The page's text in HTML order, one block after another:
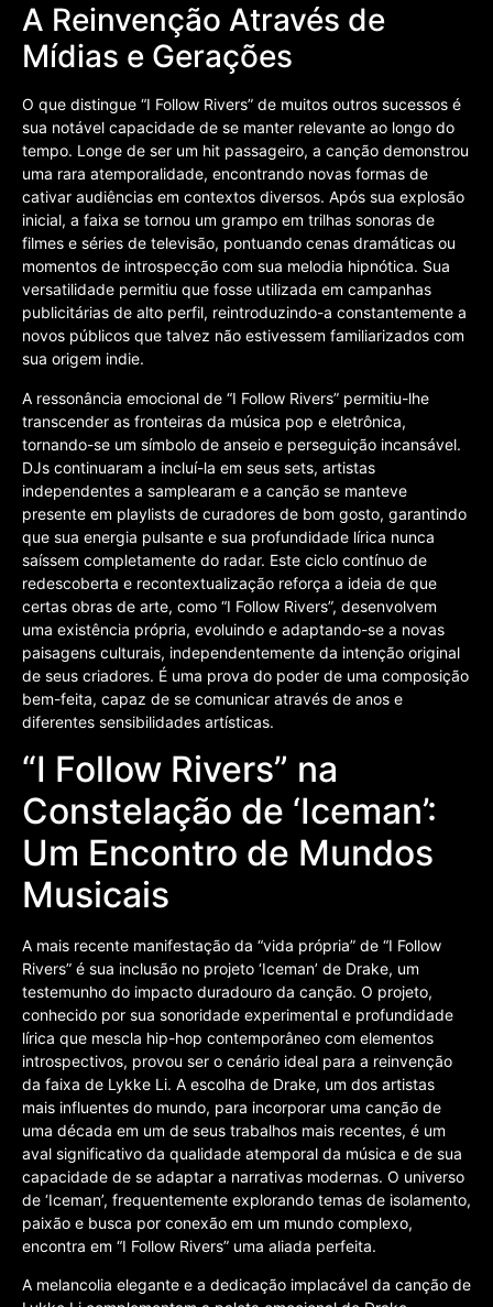
A Reinvenção Através de
Mídias e Gerações
O que distingue “I Follow Rivers” de muitos outros sucessos é
sua notável capacidade de se manter relevante ao longo do
tempo. Longe de ser um hit passageiro, a canção demonstrou
uma rara atemporalidade, encontrando novas formas de
cativar audiências em contextos diversos. Após sua explosão
inicial, a faixa se tornou um grampo em trilhas sonoras de
filmes e séries de televisão, pontuando cenas dramáticas ou
momentos de introspecção com sua melodia hipnótica. Sua
versatilidade permitiu que fosse utilizada em campanhas
publicitárias de alto perfil, reintroduzindo-a constantemente a
novos públicos que talvez não estivessem familiarizados com
sua origem indie.
A ressonância emocional de “I Follow Rivers” permitiu-lhe
transcender as fronteiras da música pop e eletrônica,
tornando-se um símbolo de anseio e perseguição incansável.
DJs continuaram a incluí-la em seus sets, artistas
independentes a samplearam e a canção se manteve
presente em playlists de curadores de bom gosto, garantindo
que sua energia pulsante e sua profundidade lírica nunca
saíssem completamente do radar. Este ciclo contínuo de
redescoberta e recontextualização reforça a ideia de que
certas obras de arte, como “I Follow Rivers”, desenvolvem
uma existência própria, evoluindo e adaptando-se a novas
paisagens culturais, independentemente da intenção original
de seus criadores. É uma prova do poder de uma composição
bem-feita, capaz de se comunicar através de anos e
diferentes sensibilidades artísticas.
“I Follow Rivers” na
Constelação de ‘Iceman’:
Um Encontro de Mundos
Musicais
A mais recente manifestação da “vida própria” de “I Follow
Rivers” é sua inclusão no projeto ‘Iceman’ de Drake, um
testemunho do impacto duradouro da canção. O projeto,
conhecido por sua sonoridade experimental e profundidade
lírica que mescla hip-hop contemporâneo com elementos
introspectivos, provou ser o cenário ideal para a reinvenção
da faixa de Lykke Li. A escolha de Drake, um dos artistas
mais influentes do mundo, para incorporar uma canção de
uma década em um de seus trabalhos mais recentes, é um
aval significativo da qualidade atemporal da música e de sua
capacidade de se adaptar a narrativas modernas. O universo
de ‘Iceman’, frequentemente explorando temas de isolamento,
paixão e busca por conexão em um mundo complexo,
encontra em “I Follow Rivers” uma aliada perfeita.
A melancolia elegante e a dedicação implacável da canção de